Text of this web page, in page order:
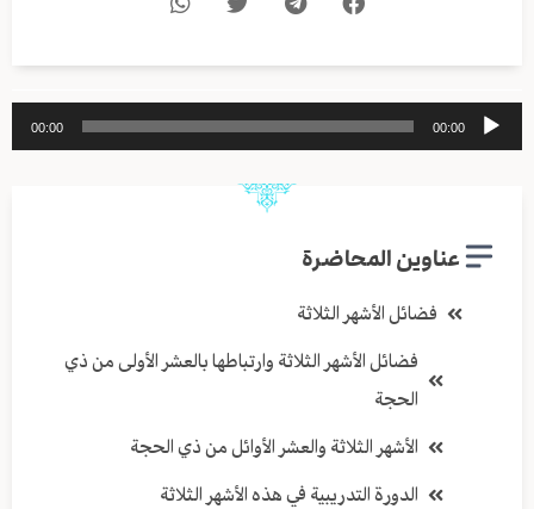
مشغل
الصوت
00:00
00:00
عناوين المحاضرة
فضائل الأشهر الثلاثة
فضائل الأشهر الثلاثة وارتباطها بالعشر الأولى من ذي
الحجة
الأشهر الثلاثة والعشر الأوائل من ذي الحجة
الدورة التدريبية في هذه الأشهر الثلاثة